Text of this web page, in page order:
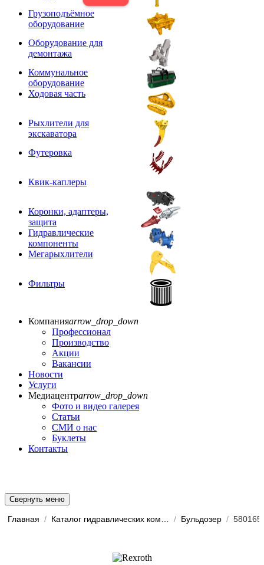
Грузоподъёмное
оборудование
Оборудование для
демонтажа
Коммунальное
оборудование
Ходовая часть
Рыхлители для
экскаватора
Футеровка
Квик-каплеры
Коронки, адаптеры,
защита
Гидравлические
компоненты
Мегарыхлители
Фильтры
Компанияarrow_drop_down
Профессионал
Производство
Акции
Вакансии
Новости
Услуги
Медиацентрarrow_drop_down
Фото и видео галерея
Статьи
СМИ о нас
Буклеты
Контакты
Свернуть меню
Главная / / Бульдозер /